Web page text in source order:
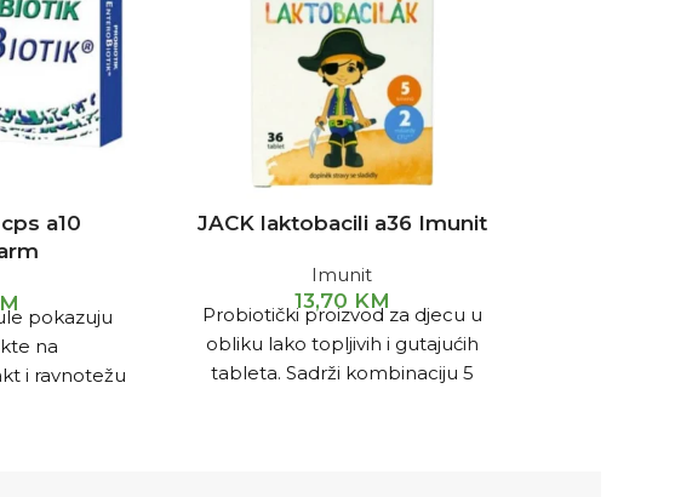
a10
pokazuju
na
i ravnotežu
JACK laktobacili a36 Imunit
Imunit
13,70 KM
Probiotički proizvod za djecu u
obliku lako topljivih i gutajućih
tableta. Sadrži kombinaciju 5